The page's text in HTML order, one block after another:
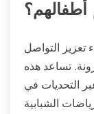
أطفالهم؟
التواصل
تساعد هذه
التحديات في